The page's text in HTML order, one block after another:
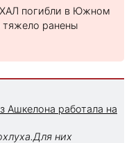
погибли в Южном
тяжело ранены
Ашкелона работала на
них